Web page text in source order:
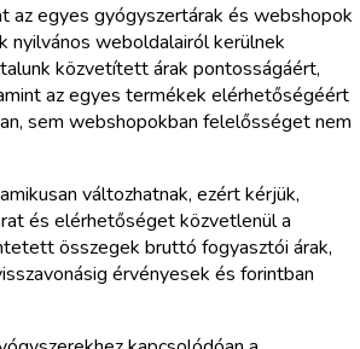
az egyes gyógyszertárak és webshopok
nyilvános weboldalairól kerülnek
közvetített árak pontosságáért,
az egyes termékek elérhetőségéért
sem webshopokban felelősséget nem
változhatnak, ezért kérjük,
és elérhetőséget közvetlenül a
összegek bruttó fogyasztói árak,
érvényesek és forintban